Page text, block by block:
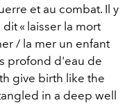
et au combat. Il y
« laisser la mort
/ la mer un enfant
profond d'eau de
give birth like the
in a deep well